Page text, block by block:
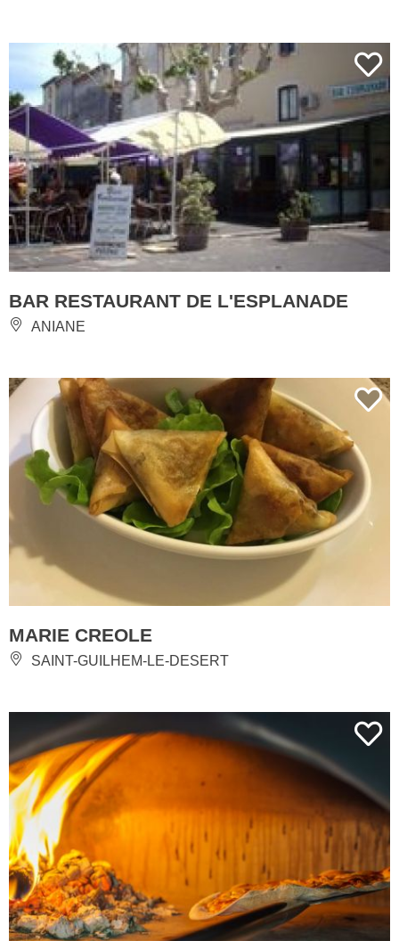
BAR RESTAURANT DE L'ESPLANADE
ANIANE
MARIE CREOLE
SAINT-GUILHEM-LE-DESERT